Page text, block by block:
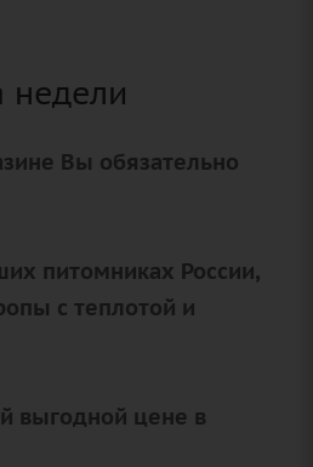
недели
Вы обязательно
питомниках России,
с теплотой и
выгодной цене в